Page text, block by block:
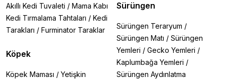
Akıllı Kedi Tuvaleti / Mama Kabı
Kedi Tırmalama Tahtaları / Kedi
Tarakları / Furminator Taraklar
Köpek
Köpek Maması / Yetişkin
Sürüngen
Sürüngen Teraryum /
Sürüngen Matı / Sürüngen
Yemleri / Gecko Yemleri /
Kaplumbağa Yemleri /
Sürüngen Aydınlatma